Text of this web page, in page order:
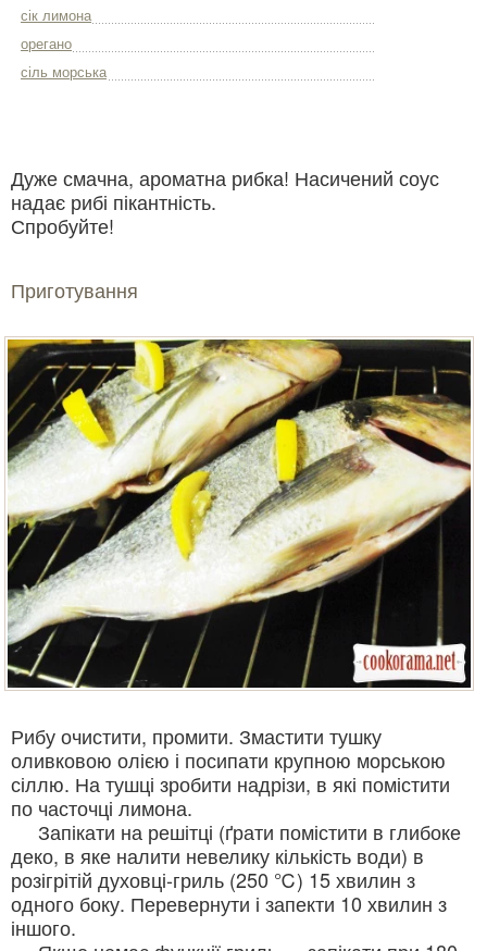
сік лимона
орегано
сіль морська
Дуже смачна, ароматна рибка! Насичений соус
надає рибі пікантність.
Спробуйте!
Приготування
Рибу очистити, промити. Змастити тушку
оливковою олією і посипати крупною морською
сіллю. На тушці зробити надрізи, в які помістити
по часточці лимона.
Запікати на решітці (ґрати помістити в глибоке
деко, в яке налити невелику кількість води) в
розігрітій духовці-гриль (250 ℃) 15 хвилин з
одного боку. Перевернути і запекти 10 хвилин з
іншого.